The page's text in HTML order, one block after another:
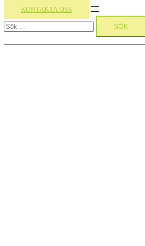
KONTAKTA OSS
Slå
på/av
meny
Sök
efter: